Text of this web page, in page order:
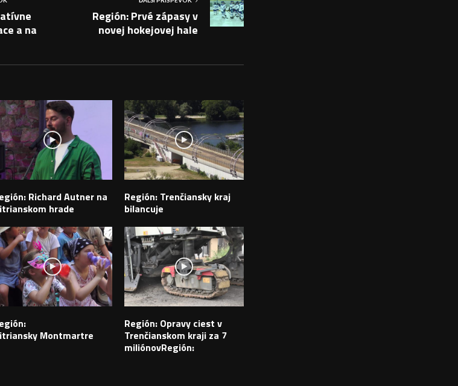
a na
Región: Prvé zápasy v
novej hokejovej hale
Richard Autner na
hrade
Región: Trenčiansky kraj
bilancuje
Montmartre
Región: Opravy ciest v
Trenčianskom kraji za 7
miliónovRegión: